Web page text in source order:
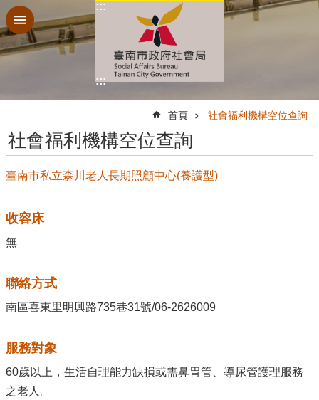
跳到主要內容區塊
:::
:::
首頁 社會福利機構空位查詢
社會福利機構空位查詢
臺南市私立森川老人長期照顧中心(養護型)
收容床
無
聯絡方式
南區喜東里明興路735巷31號/06-2626009
服務對象
60歲以上，生活自理能力缺損或需鼻胃管、導尿管護理服務
之老人。